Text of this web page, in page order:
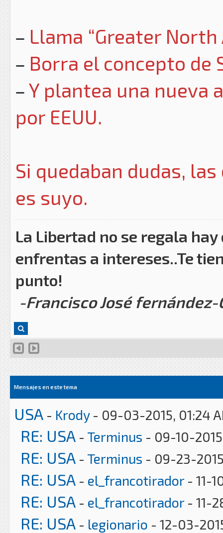
Llama “Greater
Borra el concepto de
Y plantea una
por EEUU.
Si quedaban dudas,
es suyo.
La Libertad no se regala
enfrentas a intereses..Te
punto!
-Francisco José
Mensajes en este tema
USA - Krody- 09-03-2015, 01:24
RE: USA - Terminus - 09-10-
RE: USA - Terminus - 09-23-
RE: USA - el_francotirador- 11-
RE: USA - el_francotirador- 11-
RE: USA - legionario - 12-03-